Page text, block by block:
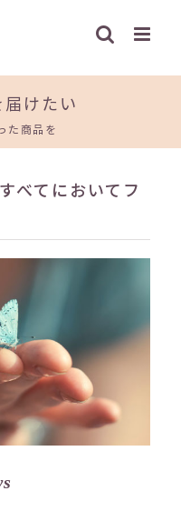
けたい
た商品を
べてにおいてフ